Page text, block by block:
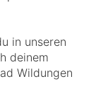
in unseren
deinem
Wildungen